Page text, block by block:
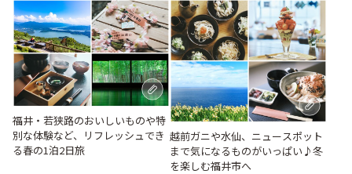
福井・若狭路のおいしいものや特
別な体験など、リフレッシュでき
る春の1泊2日旅
越前ガニや水仙、ニュースポット
まで気になるものがいっぱい♪冬
を楽しむ福井市へ